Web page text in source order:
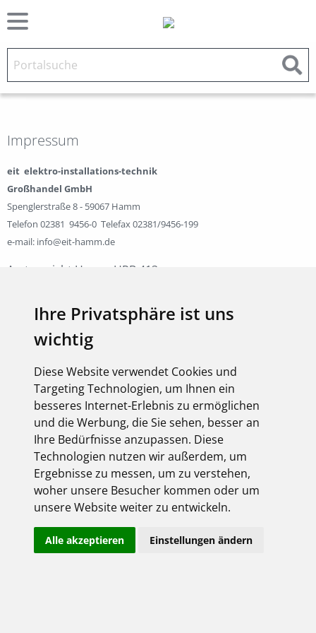
Ihre Privatsphäre ist uns
wichtig
Diese Website verwendet Cookies und
Targeting Technologien, um Ihnen ein
besseres Internet-Erlebnis zu ermöglichen
und die Werbung, die Sie sehen, besser an
Ihre Bedürfnisse anzupassen. Diese
Technologien nutzen wir außerdem, um
Ergebnisse zu messen, um zu verstehen,
woher unsere Besucher kommen oder um
unsere Website weiter zu entwickeln.
Alle akzeptieren Einstellungen ändern
Impressum
eit elektro-installations-technik
Großhandel GmbH
Spenglerstraße 8 - 59067 Hamm
Telefon 02381 9456-0 Telefax 02381/9456-199
e-mail: info@eit-hamm.de
Amtsgericht Hamm HRB 413
Markus Wendzinski
Dominik Kost
Seitenbetreiber
FEGIME Deutschland GmbH & Co. KG
Gutenstetter Str. 8e
90449 Nürnberg
Deutschland